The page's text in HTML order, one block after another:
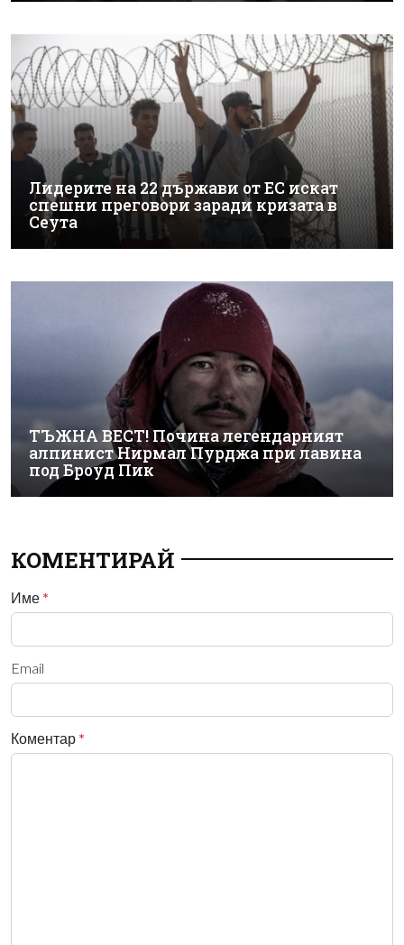
Лидерите на 22 държави от ЕС искат
спешни преговори заради кризата в
Сеута
ТЪЖНА ВЕСТ! Почина легендарният
алпинист Нирмал Пурджа при лавина
под Броуд Пик
КОМЕНТИРАЙ
Име *
Email
Коментар *